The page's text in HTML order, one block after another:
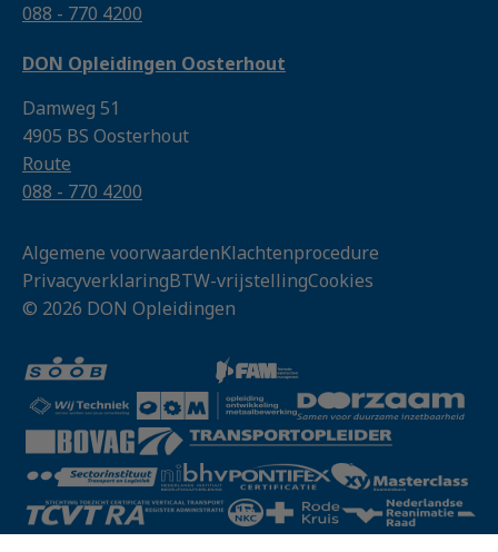
088 - 770 4200
DON Opleidingen Oosterhout
Damweg 51
4905 BS Oosterhout
Route
088 - 770 4200
© 2026 DON Opleidingen
Algemene voorwaardenKlachtenprocedure
PrivacyverklaringBTW-vrijstellingCookies